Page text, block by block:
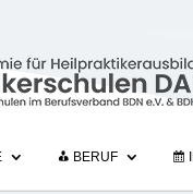
BERUF